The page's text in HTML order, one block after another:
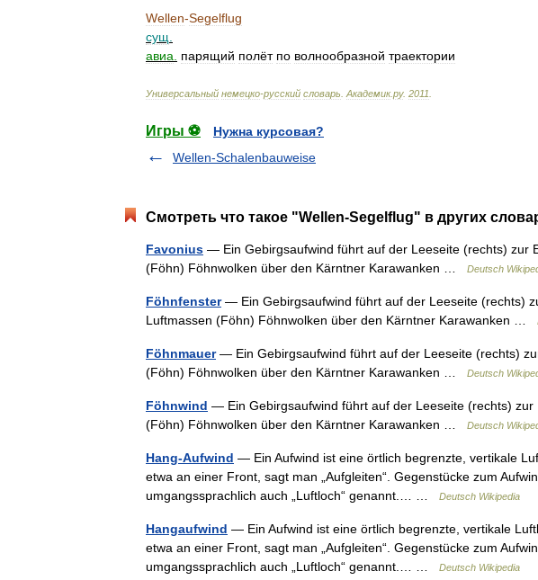
Wellen-Segelflug
сущ
авиа
парящий полёт по волнообразной траектории
Универсальный немецко-русский словарь Академик.ру. 2011
Игры ⚽
Нужна курсовая?
Wellen-Schalenbauweise
Смотреть что такое "Wellen-Segelflug" в других
Favonius — Ein Gebirgsaufwind führt auf der Leeseite (rechts) zur
(Föhn) Föhnwolken über den Kärntner Karawanken …
Deutsch
Föhnfenster— Ein Gebirgsaufwind führt auf der Leeseite (rechts)
Luftmassen (Föhn) Föhnwolken über den Kärntner Karawanken …
Föhnmauer— Ein Gebirgsaufwind führt auf der Leeseite (rechts)
(Föhn) Föhnwolken über den Kärntner Karawanken …
Deutsch
Föhnwind — Ein Gebirgsaufwind führt auf der Leeseite (rechts)
(Föhn) Föhnwolken über den Kärntner Karawanken …
Deutsch
Hang-Aufwind — Ein Aufwind ist eine örtlich begrenzte, vertikale
etwa an einer Front, sagt man „Aufgleiten“. Gegenstücke zum
umgangssprachlich auch „Luftloch“ genannt.… …
Deutsch Wikipedia
Hangaufwind — Ein Aufwind ist eine örtlich begrenzte, vertikale
etwa an einer Front, sagt man „Aufgleiten“. Gegenstücke zum
umgangssprachlich auch „Luftloch“ genannt.… …
Deutsch Wikipedia